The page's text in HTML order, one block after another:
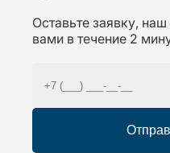
Оставьте заявку,
вами в течение 2